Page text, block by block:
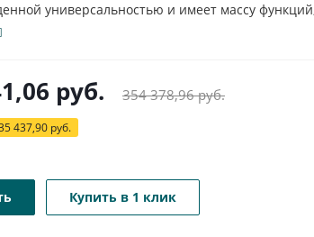
универсальностью и имеет массу
руб. 354 378,96руб.
437,90 руб.
Купить в 1 клик